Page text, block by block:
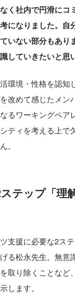
く社内で円滑にコ
になりました。自
いない部分もあ
していきたいと思
環境・性格を認知
改めて感じたメン
るワーキングペア
ティを考える上で
。
テップ「理
支援に必要な2ス
る松永先生。無意
取り除くことなど
します。